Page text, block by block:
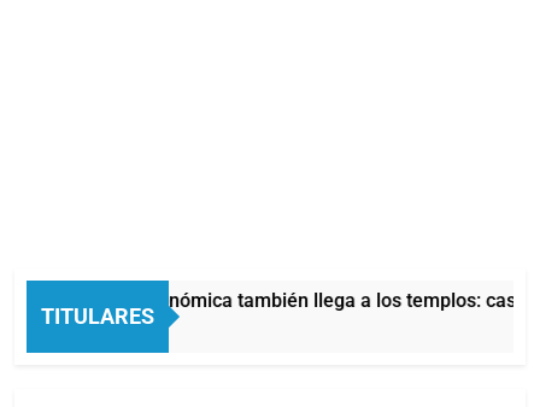
TITULARES
La crisis económica también llega a los templos: casi
6 Horas Atrás